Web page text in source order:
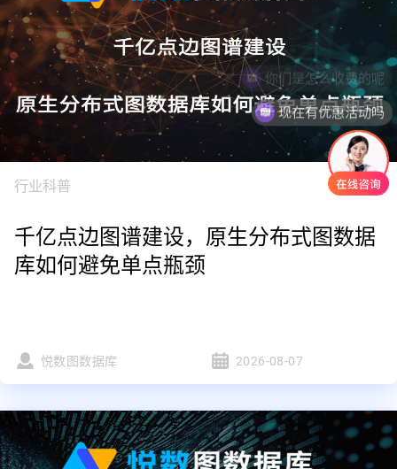
行业科普
千亿点边图谱建设，原生分布式图数据
库如何避免单点瓶颈
悦数图数据库 2026-08-07
现在有优惠活动吗